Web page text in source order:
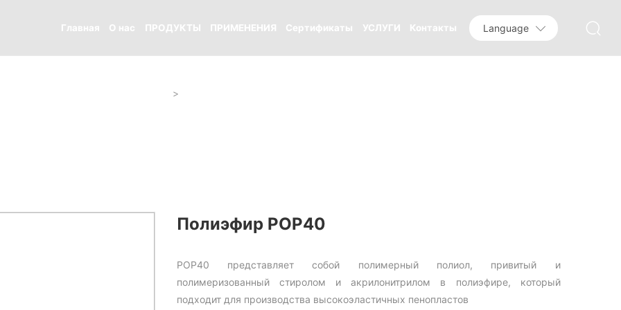
Главная О нас ПРОДУКТЫ ПРИМЕНЕНИЯ Сертификаты УСЛУГИ Контакты Language
Полиэфир POP40
POP40 представляет собой полимерный полиол, привитый и
полимеризованный стиролом и акрилонитрилом в полиэфире, который
подходит для производства высокоэластичных пенопластов